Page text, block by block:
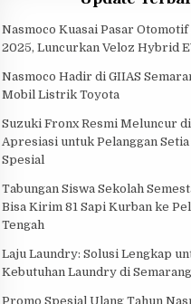
Nasmoco Kuasai Pasar
2025, Luncurkan Veloz Hybrid
Nasmoco Hadir di GIIAS
Mobil Listrik Toyota
Suzuki Fronx Resmi Meluncur
Apresiasi untuk Pelanggan
Spesial
Tabungan Siswa Sekolah
Bisa Kirim 81 Sapi Kurban ke
Tengah
Laju Laundry: Solusi Lengkap
Kebutuhan Laundry di Semarang
Promo Spesial Ulang Tahun